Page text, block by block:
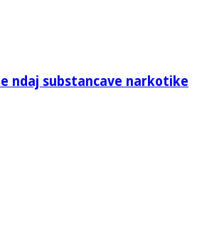
ndaj substancave narkotike